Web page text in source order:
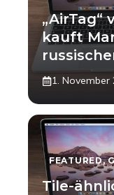
„AirTag“
kauft
1. November
FEATURED,
Tile-